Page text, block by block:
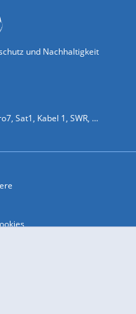
und Nachhaltigkeit
Sat1, Kabel 1, SWR, ...